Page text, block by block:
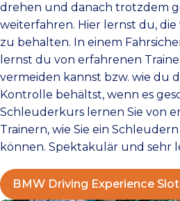
drehen und danach trotzdem
weiterfahren. Hier lernst du,
zu behalten. In einem
lernst du von erfahrenen
vermeiden kannst bzw. wie du
Kontrolle behältst, wenn es
Schleuderkurs lernen Sie von
Trainern, wie Sie ein
können. Spektakulär und sehr
BMW Driving Experience